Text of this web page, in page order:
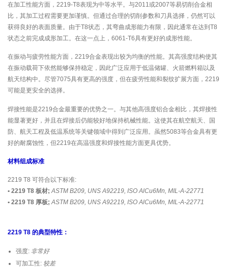
在加工性能方面，2219-T8表现为中等水平。与2011或2007等易切削合金相
比，其加工过程需要更加谨慎。但通过合理的切削参数和刀具选择，仍然可以
获得良好的表面质量。由于T8状态，其弯曲成形能力有限，因此通常在达到T8
状态之前完成成形加工。在这一点上，6061-T6具有更好的成形性能。
在振动与疲劳性能方面，2219合金表现出较为均衡的性能。其高强度结构使其
在振动载荷下依然能够保持稳定，因此广泛应用于低温储罐、火箭燃料箱以及
航天结构中。尽管7075具有更高的强度，但在疲劳性能和裂纹扩展方面，2219
可能是更安全的选择。
焊接性能是2219合金最重要的优势之一。与其他高强度铝合金相比，其焊接性
能显著更好，并且在焊接后仍能较好地保持机械性能。这使其在航空航天、国
防、航天工程及低温系统等关键领域中得到广泛应用。虽然5083等合金具有更
好的耐腐蚀性，但2219在高温强度和焊接性能方面更具优势。
材料组成标准
2219 T8 可符合以下标准:
• 2219 T8 板材;ASTM B209, UNS A92219, ISO AlCu6Mn, MIL-A-22771
• 2219 T8 厚板; ASTM B209, UNS A92219, ISO AlCu6Mn, MIL-A-22771
2219 T8 的典型特性：
强度: 非常好
可加工性: 较差